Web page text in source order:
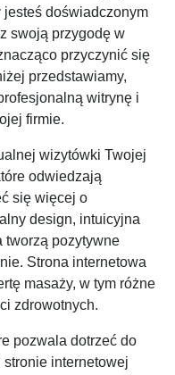
doświadczonym
swoją przygodę w
przyczynić się
przedstawiamy,
witrynę i
firmie.
wizytówki Twojej
odwiedzają
się więcej o
design, intuicyjna
tworzą pozytywne
Strona internetowa
masaży, w tym różne
zdrowotnych.
pozwala dotrzeć do
internetowej